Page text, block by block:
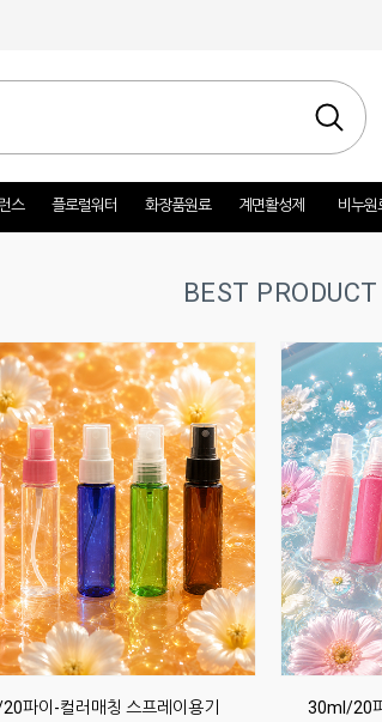
스 플로럴워터 화장품원료 계면활성제 비누원
BEST PRODUCT
파이-컬러매칭 스프레이용기 30ml/20